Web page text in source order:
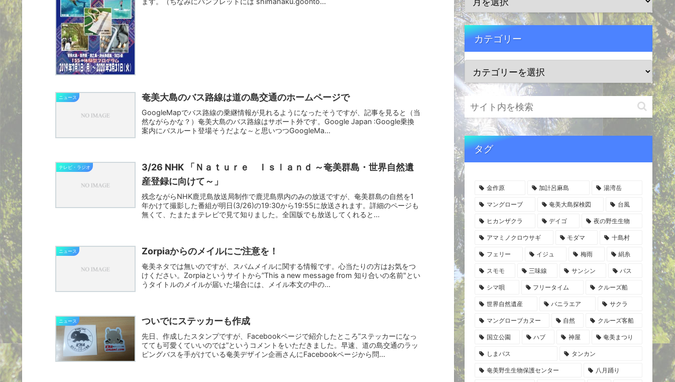
ニュース 奄美大島のバス路線は道の島交通のホームページで
GoogleMapでバス路線の乗継情報が見れるようになったそうですが、記事を見ると（当
然ながらかな？）奄美大島のバス路線はサポート外です。Google Japan :Google乗換
案内にバスルート登場そうだよな～と思いつつGoogleMa...
テレビ・ラジオ
3/26 NHK 「Ｎａｔｕｒｅ Ｉｓｌａｎｄ ～奄美群島・世界自然遺
産登録に向けて～」
残念ながらNHK鹿児島放送局制作で鹿児島県内のみの放送ですが、奄美群島の自然を1
年かけて撮影した番組が明日(3/26)の19:30から19:55に放送されます。詳細のページも
無くて、たまたまテレビで見て知りました。全国版でも放送してくれると...
ニュース Zorpiaからのメイルにご注意を！
奄美ネタでは無いのですが、スパムメイルに関する情報です。心当たりの方はお気をつ
けください。Zorpiaというサイトから”This a new message from 知り合いの名前"とい
うタイトルのメイルが届いた場合には、メイル本文の中の...
ニュース ついでにステッカーも作成
先日、作成したスタンプですが、Facebookページで紹介したところ”ステッカーになっ
てても可愛くていいのでは”というコメントをいただきました。早速、道の島交通のラッ
ピングバスを手がけている奄美デザイン企画さんにFacebookページから問...
カテゴリー
タグ
金作原 加計呂麻島 湯湾岳
マングローブ 奄美大島探検図 台風
ヒカンザクラ デイゴ 夜の野生生物
アマミノクロウサギ モダマ 十島村
フェリー イジュ 梅雨 絹糸
スモモ 三味線 サンシン バス
シマ唄 フリータイム クルーズ船
世界自然遺産 バニラエア サクラ
マングローブカヌー 自然 クルーズ客船
国立公園 ハブ 神屋 奄美まつり
しまバス タンカン
奄美野生生物保護センター 八月踊り